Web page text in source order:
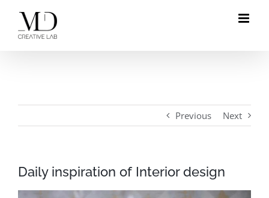
Previous Next
Daily inspiration of Interior design